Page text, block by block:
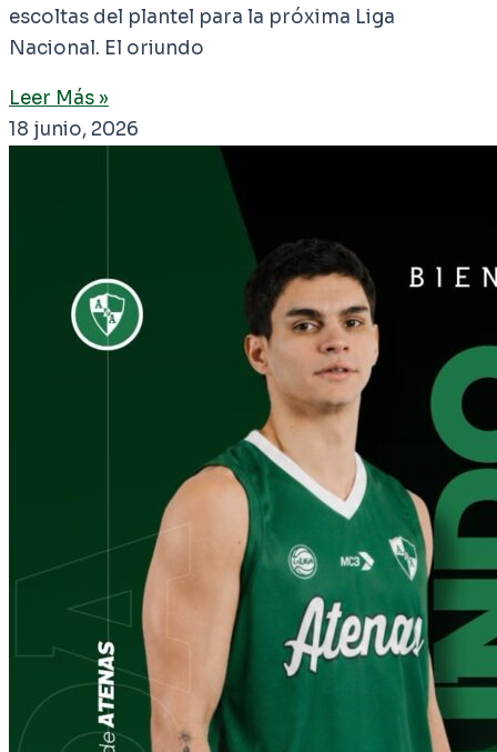
escoltas del plantel para la próxima Liga
Nacional. El oriundo
Leer Más »
18 junio, 2026